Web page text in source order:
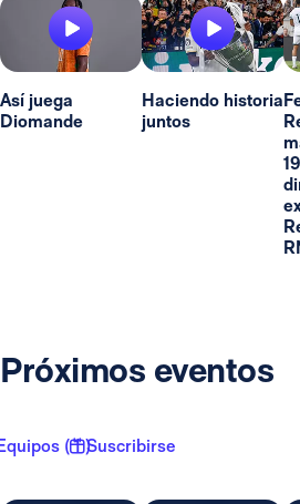
Así juega
Diomande
Haciendo historia
juntos
Próximos eventos
( 1 )Suscribirse